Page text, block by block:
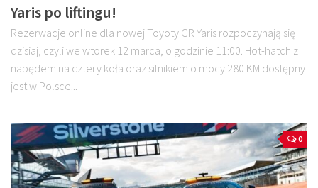
Yaris po liftingu!
Rezerwacje online dla nowej Toyoty GR Yaris rozpoczynają się
dzisiaj, czyli we wtorek 12 marca, o godzinie 11:00. Hot-hatch z
napędem na cztery koła oraz silnikiem o mocy 280 KM dostępny
jest w Polsce...
0